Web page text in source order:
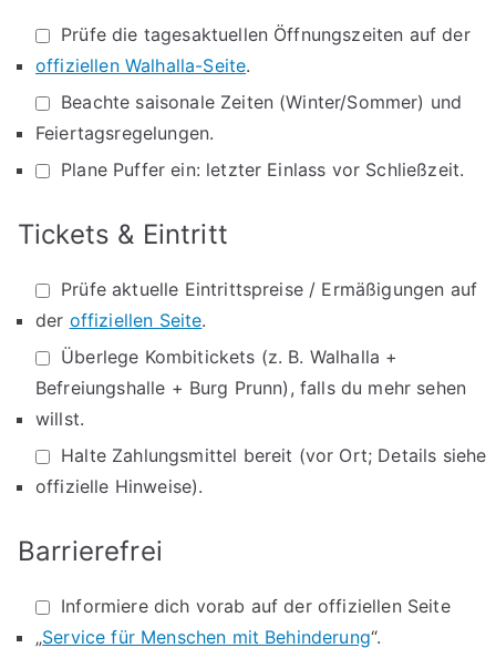
Prüfe die tagesaktuellen Öffnungszeiten auf der
offiziellen Walhalla-Seite.
Beachte saisonale Zeiten (Winter/Sommer) und
Feiertagsregelungen.
Plane Puffer ein: letzter Einlass vor Schließzeit.
Tickets & Eintritt
Prüfe aktuelle Eintrittspreise / Ermäßigungen auf
der offiziellen Seite.
Überlege Kombitickets (z. B. Walhalla +
Befreiungshalle + Burg Prunn), falls du mehr sehen
willst.
Halte Zahlungsmittel bereit (vor Ort; Details siehe
offizielle Hinweise).
Barrierefrei
Informiere dich vorab auf der offiziellen Seite
„Service für Menschen mit Behinderung“.